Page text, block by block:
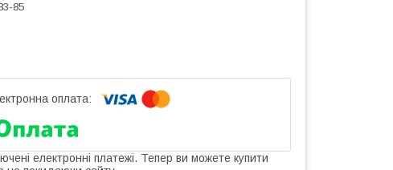
85
електронні платежі. Тепер ви можете купити